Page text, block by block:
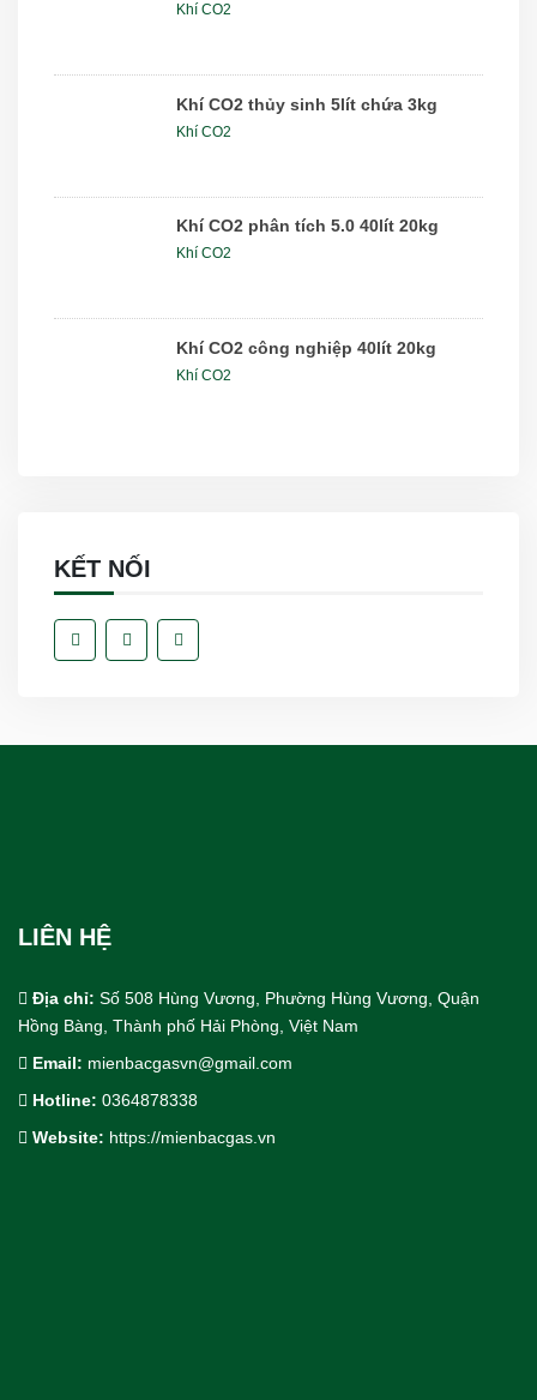
Khí CO2
Khí CO2 thủy sinh 5lít chứa 3kg
Khí CO2
Khí CO2 phân tích 5.0 40lít 20kg
Khí CO2
Khí CO2 công nghiệp 40lít 20kg
Khí CO2
KẾT NỐI
LIÊN HỆ
Địa chỉ: Số 508 Hùng Vương, Phường Hùng Vương, Quận
Hồng Bàng, Thành phố Hải Phòng, Việt Nam
Email: mienbacgasvn@gmail.com
Hotline: 0364878338
Website: https://mienbacgas.vn
Cho Thuê bồn trạm khí công nghiệp